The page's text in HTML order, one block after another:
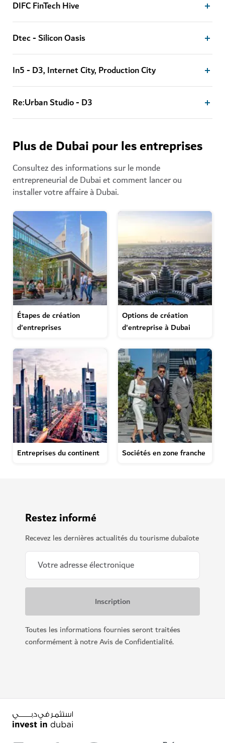
DIFC FinTech Hive
Dtec - Silicon Oasis
In5 - D3, Internet City, Production City
Re:Urban Studio - D3
Plus de Dubai pour les entreprises
Consultez des informations sur le monde
entrepreneurial de Dubai et comment lancer ou
installer votre affaire à Dubai.
Étapes de création
d'entreprises
Options de création
d'entreprise à Dubai
Entreprises du continent Sociétés en zone franche
Restez informé
Recevez les dernières actualités du tourisme dubaïote
Toutes les informations fournies seront traitées
conformément à notre Avis de Confidentialité.